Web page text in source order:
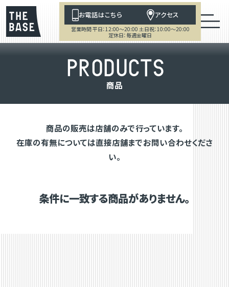
お電話はこちら アクセス
営業時間 平日：12:00～20:00 土日祝：10:00～20:00
定休日：毎週金曜日
PRODUCTS
商品
商品の販売は店舗のみで行っています。
在庫の有無については直接店舗までお問い合わせくださ
い。
条件に一致する商品がありません。